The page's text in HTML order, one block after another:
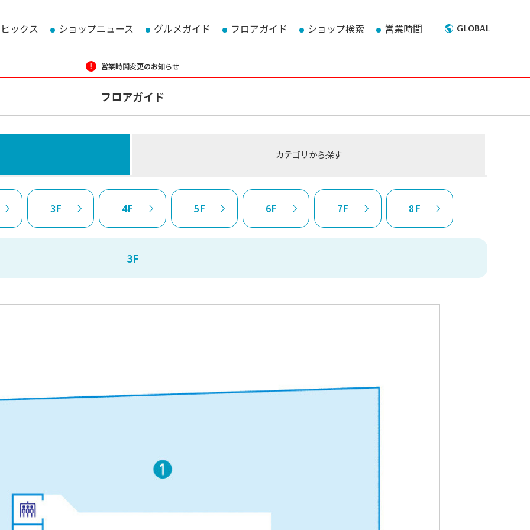
GLOBAL
ックス ショップニュース グルメガイド フロアガイド ショップ検索 営業時間
営業時間変更のお知らせ
フロアガイド
カテゴリから探す
3F 4F 5F 6F 7F 8F
3F